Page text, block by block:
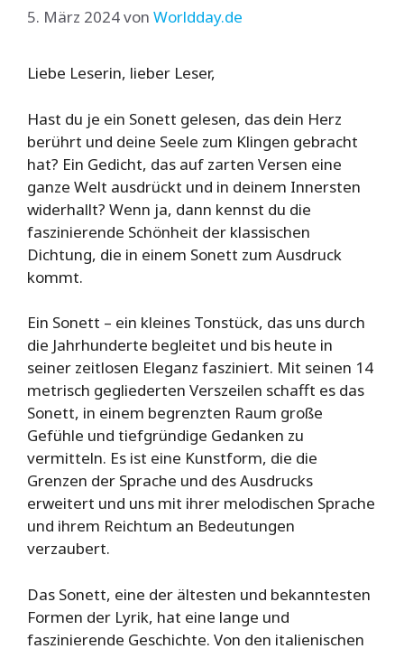
5. März 2024von Worldday.de
Liebe Leserin, lieber Leser,
Hast du je ein Sonett gelesen, das dein Herz
berührt und deine Seele zum Klingen gebracht
hat? Ein Gedicht, das auf zarten Versen eine
ganze Welt ausdrückt und in deinem Innersten
widerhallt? Wenn ja, dann kennst du die
faszinierende Schönheit der klassischen
Dichtung, die in einem Sonett zum Ausdruck
kommt.
Ein Sonett – ein kleines Tonstück, das uns durch
die Jahrhunderte begleitet und bis heute in
seiner zeitlosen Eleganz fasziniert. Mit seinen 14
metrisch gegliederten Verszeilen schafft es das
Sonett, in einem begrenzten Raum große
Gefühle und tiefgründige Gedanken zu
vermitteln. Es ist eine Kunstform, die die
Grenzen der Sprache und des Ausdrucks
erweitert und uns mit ihrer melodischen Sprache
und ihrem Reichtum an Bedeutungen
verzaubert.
Das Sonett, eine der ältesten und bekanntesten
Formen der Lyrik, hat eine lange und
faszinierende Geschichte. Von den italienischen